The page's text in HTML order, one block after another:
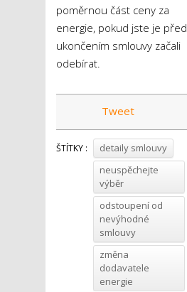
poměrnou část ceny za
energie, pokud jste je před
ukončením smlouvy začali
odebírat.
Tweet
ŠTÍTKY :
detaily smlouvy
neuspěchejte
výběr
odstoupení od
nevýhodné
smlouvy
změna
dodavatele
energie